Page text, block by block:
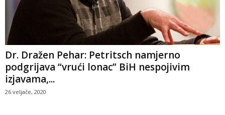
Dr. Dražen Pehar: Petritsch namjerno
podgrijava “vrući lonac” BiH nespojivim
izjavama,...
26 veljače, 2020